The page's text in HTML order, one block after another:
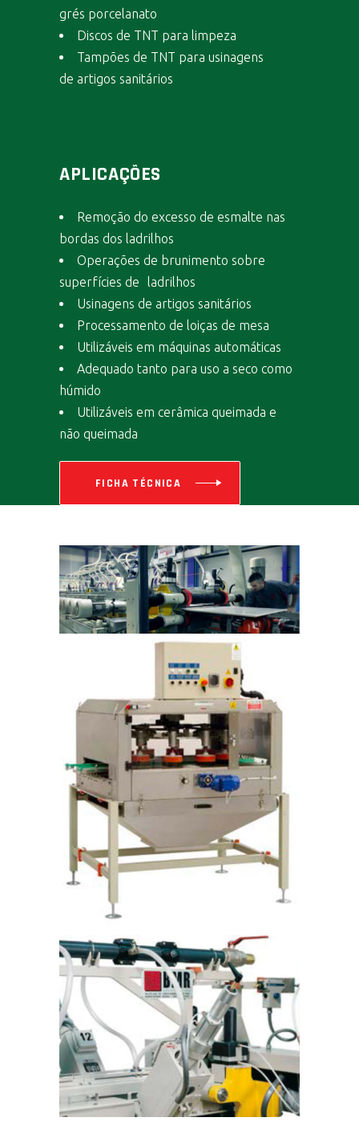
grés porcelanato
Discos de TNT para limpeza
Tampões de TNT para usinagens
de artigos sanitários
APLICAÇÕES
Remoção do excesso de esmalte nas
bordas dos ladrilhos
Operações de brunimento sobre
superfícies de ladrilhos
Usinagens de artigos sanitários
Processamento de loiças de mesa
Utilizáveis em máquinas automáticas
Adequado tanto para uso a seco como
húmido
Utilizáveis em cerâmica queimada e
não queimada
FICHA TÉCNICA